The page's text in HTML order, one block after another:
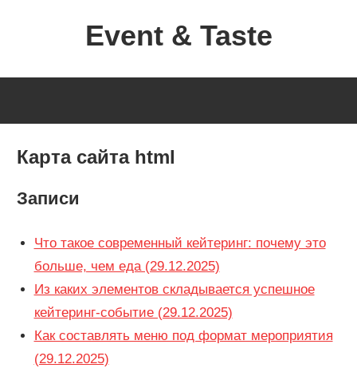
Event & Taste
Карта сайта html
Записи
Что такое современный кейтеринг: почему это
больше, чем еда (29.12.2025)
Из каких элементов складывается успешное
кейтеринг-событие (29.12.2025)
Как составлять меню под формат мероприятия
(29.12.2025)